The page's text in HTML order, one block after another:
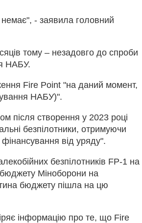
- заявила головний
тому – незадовго до спроби
НАБУ.
Fire Point "на даний момент,
НАБУ)".
після створення у 2023 році
безпілотники, отримуючи
від уряду".
безпілотників FP-1 на
Міноборони на
бюджету пішла на цю
інформацію про те, що Fire